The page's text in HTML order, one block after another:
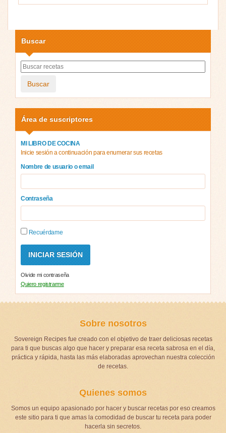
Buscar
Buscar
Área de suscriptores
MI LIBRO DE COCINA
Inicie sesión a continuación para enumerar sus recetas
Nombre de usuario o email
Contraseña
Recuérdame
Olvide mi contraseña
Quiero registrarme
Sobre nosotros
Sovereign Recipes fue creado con el objetivo de traer deliciosas recetas
para ti que buscas algo que hacer y preparar esa receta sabrosa en el día,
práctica y rápida, hasta las más elaboradas aprovechan nuestra colección
de recetas.
Quienes somos
Somos un equipo apasionado por hacer y buscar recetas por eso creamos
este sitio para ti que amas la comodidad de buscar tu receta para poder
hacerla sin secretos.